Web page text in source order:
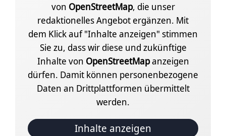
von OpenStreetMap, die unser
redaktionelles Angebot ergänzen. Mit
dem Klick auf "Inhalte anzeigen" stimmen
Sie zu, dass wir diese und zukünftige
Inhalte von OpenStreetMapanzeigen
dürfen. Damit können personenbezogene
Daten an Drittplattformen übermittelt
werden.
Inhalte anzeigen